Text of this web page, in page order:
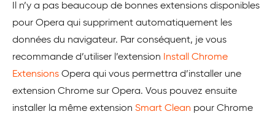
Il n’y a pas beaucoup de bonnes extensions disponibles
pour Opera qui suppriment automatiquement les
données du navigateur. Par conséquent, je vous
recommande d’utiliser l’extension
Install Chrome
Extensions Opera qui vous permettra d’installer une
extension Chrome sur Opera. Vous pouvez ensuite
installer la même extension Smart Clean pour Chrome